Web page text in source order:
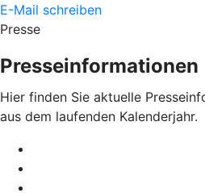
E-Mail schreiben
Presse
Presseinformationen
Hier finden Sie aktuelle
aus dem laufenden Kalenderjahr.